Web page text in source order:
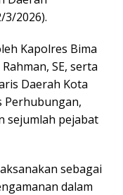
3/2026).
Kapolres Bima
SE, serta
Daerah Kota
Perhubungan,
sejumlah pejabat
sebagai
dalam